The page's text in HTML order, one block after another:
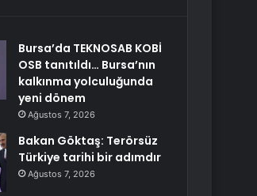
Bursa’da TEKNOSAB KOBİ
OSB tanıtıldı… Bursa’nın
kalkınma yolculuğunda
yeni dönem
Ağustos 7, 2026
Bakan Göktaş: Terörsüz
Türkiye tarihi bir adımdır
Ağustos 7, 2026